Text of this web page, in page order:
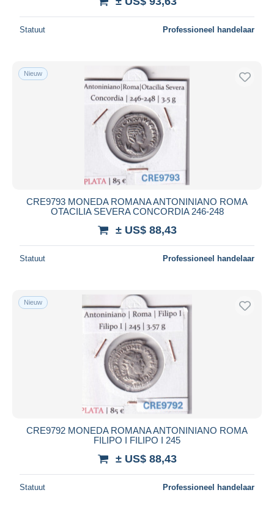
Statuut Professioneel handelaar
Nieuw
CRE9793 MONEDA ROMANA ANTONINIANO ROMA
OTACILIA SEVERA CONCORDIA 246-248
± US$ 88,43
Statuut Professioneel handelaar
Nieuw
CRE9792 MONEDA ROMANA ANTONINIANO ROMA
FILIPO I FILIPO I 245
± US$ 88,43
Statuut Professioneel handelaar